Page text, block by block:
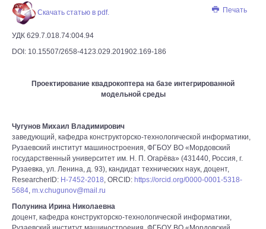
Печать
Скачать статью в pdf.
УДК 629.7.018.74:004.94
DOI: 10.15507/2658-4123.029.201902.169-186
Проектирование квадрокоптера на базе интегрированной
модельной среды
Чугунов Михаил Владимирович
заведующий, кафедра конструкторско-технологической информатики,
Рузаевский институт машиностроения, ФГБОУ ВО «Мордовский
государственный университет им. Н. П. Огарёва» (431440, Россия, г.
Рузаевка, ул. Ленина, д. 93), кандидат технических наук, доцент,
ResearcherID: H-7452-2018, ORCID: https://orcid.org/0000-0001-5318-
5684, m.v.chugunov@mail.ru
Полунина Ирина Николаевна
доцент, кафедра конструкторско-технологической информатики,